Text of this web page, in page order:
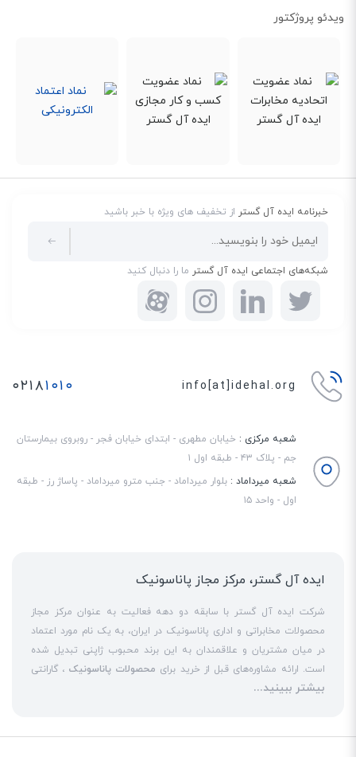
ویدئو پروژکتور
خبرنامه ایده آل گستراز تخفیف های ویژه با خبر باشید
شبکه‌های اجتماعی ایده آل گسترما را دنبال کنید
info[at]idehal.org ۰۲۱۸۱۰۱۰
شعبه مرکزی : خیابان مطهری - ابتدای خیابان فجر - روبروی بیمارستان
جم - پلاک ۴۳ - طبقه اول ۱
شعبه میرداماد : بلوار میرداماد - جنب مترو میرداماد - پاساژ رز - طبقه
اول - واحد ۱۵
ایده آل گستر، مرکز مجاز پاناسونیک
شرکت ایده آل گستر با سابقه دو دهه فعالیت به عنوان مرکز مجاز
محصولات مخابراتی و اداری پاناسونیک در ایران، به یک نام مورد اعتماد
در میان مشتریان و علاقمندان به این برند محبوب ژاپنی تبدیل شده
است. ارائه مشاوره‌های قبل از خرید برایمحصولات پاناسونیک، گارانتی
18 ماهه معتبر و شرکتی برای کلیه محصولات عرضه شده و تعهد کامل
بیشتر ببینید...